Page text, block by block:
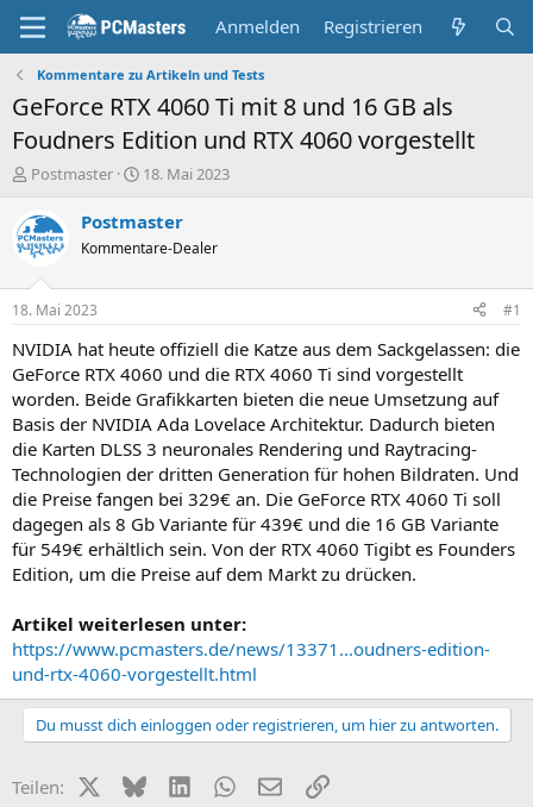
Anmelden Registrieren
Kommentare zu Artikeln und Tests
GeForce RTX 4060 Ti mit 8 und 16 GB als
Foudners Edition und RTX 4060 vorgestellt
E
s
t
e
e
r
Postmaster
E
s
e
t
a
m
18. Mai 2023
Postmaster
Kommentare-Dealer
18. Mai 2023 #1
NVIDIA hat heute offiziell die Katze aus dem Sackgelassen: die
GeForce RTX 4060 und die RTX 4060 Ti sind vorgestellt
worden. Beide Grafikkarten bieten die neue Umsetzung auf
Basis der NVIDIA Ada Lovelace Architektur. Dadurch bieten
die Karten DLSS 3 neuronales Rendering und Raytracing-
Technologien der dritten Generation für hohen Bildraten. Und
die Preise fangen bei 329€ an. Die GeForce RTX 4060 Ti soll
dagegen als 8 Gb Variante für 439€ und die 16 GB Variante
für 549€ erhältlich sein. Von der RTX 4060 Tigibt es Founders
Edition, um die Preise auf dem Markt zu drücken.
Artikel weiterlesen unter:
https://www.pcmasters.de/news/13371...oudners-edition-
und-rtx-4060-vorgestellt.html
Du musst dich einloggen oder registrieren, um hier zu antworten.
Teilen: X (Twitter)
BlueskyLinkedInWhatsApp
E-MailLink